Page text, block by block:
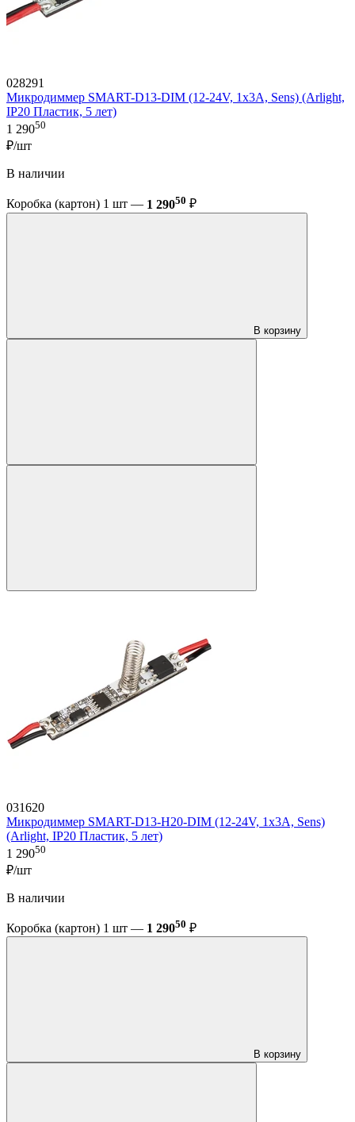
028291
Микродиммер SMART-D13-DIM (12-24V, 1x3A, Sens) (Arlight,
IP20 Пластик, 5 лет)
1 29050
₽/шт
В наличии
Коробка (картон) 1 шт — 1 29050 ₽
В корзину
031620
Микродиммер SMART-D13-H20-DIM (12-24V, 1x3A, Sens)
(Arlight, IP20 Пластик, 5 лет)
1 29050
₽/шт
В наличии
Коробка (картон) 1 шт — 1 29050 ₽
В корзину